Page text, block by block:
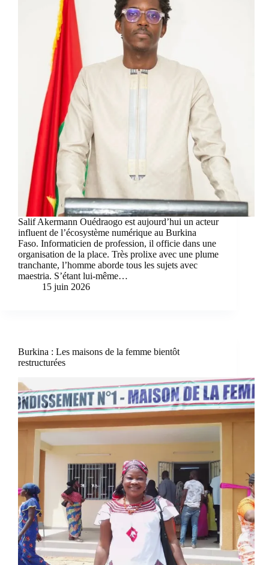
Salif Akermann Ouédraogo est aujourd’hui un acteur
influent de l’écosystème numérique au Burkina
Faso. Informaticien de profession, il officie dans une
organisation de la place. Très prolixe avec une plume
tranchante, l’homme aborde tous les sujets avec
maestria. S’étant lui-même…
15 juin 2026
Burkina : Les maisons de la femme bientôt
restructurées